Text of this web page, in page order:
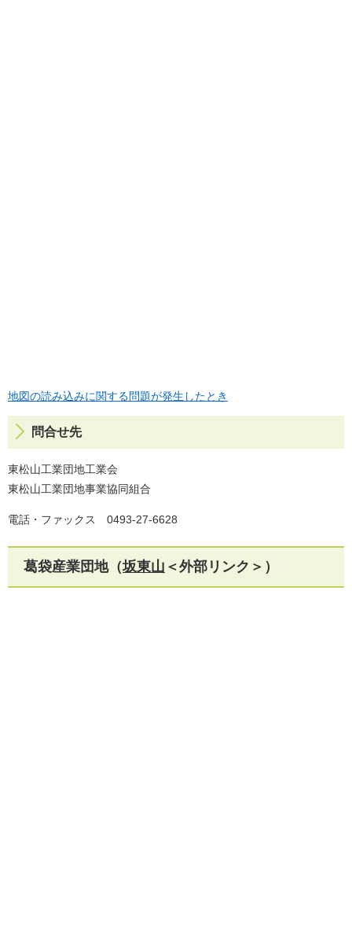
地図の読み込みに関する問題が発生したとき
問合せ先
東松山工業団地工業会
東松山工業団地事業協同組合
電話・ファックス 0493-27-6628
葛袋産業団地（坂東山 ＜外部リンク＞ ）